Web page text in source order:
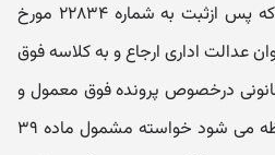
اصفهان تقدیم دیوان نموده که پس ازثبت به شماره ۲۲۸۳۴ مورخ
دیوان عدالت اداری ارجاع و به کلاسه فوق
درخصوص پرونده فوق معمول و
پرونده تحت نظر است ملاحظه می شود خواسته مشمول ماده ۳۹